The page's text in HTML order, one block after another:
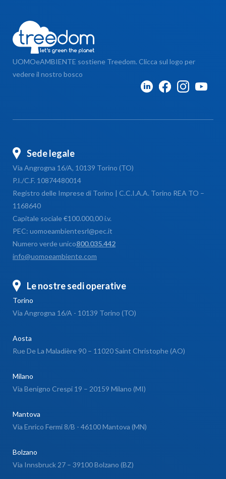
UOMOeAMBIENTE sostiene Treedom. Clicca sul logo per
vedere il nostro bosco
Sede legale
Via Angrogna 16/A, 10139 Torino (TO)
P.I./C.F. 10874480014
Registro delle Imprese di Torino | C.C.I.A.A. Torino REA TO –
1168640
Capitale sociale €100.000,00 i.v.
PEC: uomoeambientesrl@pec.it
Numero verde unico800.035.442
info@uomoeambiente.com
Le nostre sedi operative
Torino
Via Angrogna 16/A - 10139 Torino (TO)
Aosta
Rue De La Maladière 90 – 11020 Saint Christophe (AO)
Milano
Via Benigno Crespi 19 – 20159 Milano (MI)
Mantova
Via Enrico Fermi 8/B - 46100 Mantova (MN)
Bolzano
Via Innsbruck 27 – 39100 Bolzano (BZ)